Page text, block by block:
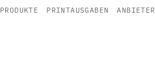
PRODUKTE PRINTAUSGABEN ANBIETER